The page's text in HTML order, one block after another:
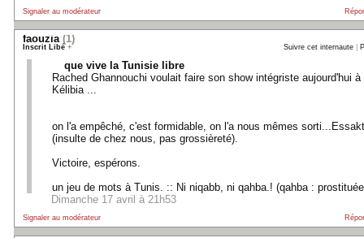
Signaler au modérateur
faouzia(1)
Inscrit Libé + Suivre cet internaute
que vive la Tunisie libre
Rached Ghannouchi voulait faire son show intégriste aujourd'hui à
Kélibia ...
on l'a empêché, c'est formidable, on l'a nous mêmes
(insulte de chez nous, pas grossièreté).
Victoire, espérons.
un jeu de mots à Tunis. :: Ni niqabb, ni qahba.! (qahba :
Dimanche 17 avril à 21h53
Signaler au modérateur